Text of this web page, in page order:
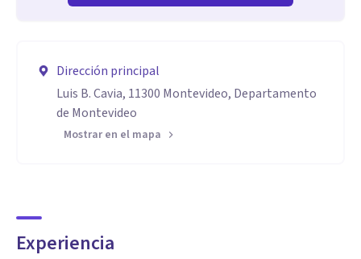
Dirección principal
Luis B. Cavia, 11300 Montevideo, Departamento
de Montevideo
Mostrar en el mapa
Experiencia